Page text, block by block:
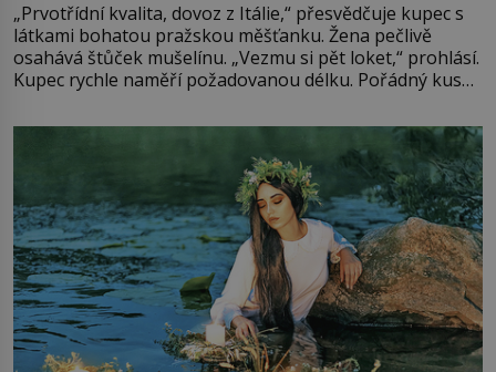
„Prvotřídní kvalita, dovoz z Itálie,“ přesvědčuje kupec s
látkami bohatou pražskou měšťanku. Žena pečlivě
osahává štůček mušelínu. „Vezmu si pět loket,“ prohlásí.
Kupec rychle naměří požadovanou délku. Pořádný kus
milostpaní. Stačí jenom na sukni,“ zhodnotí švadlena
množství růžového mušelínu. „Ošidili vás, podívejte.“